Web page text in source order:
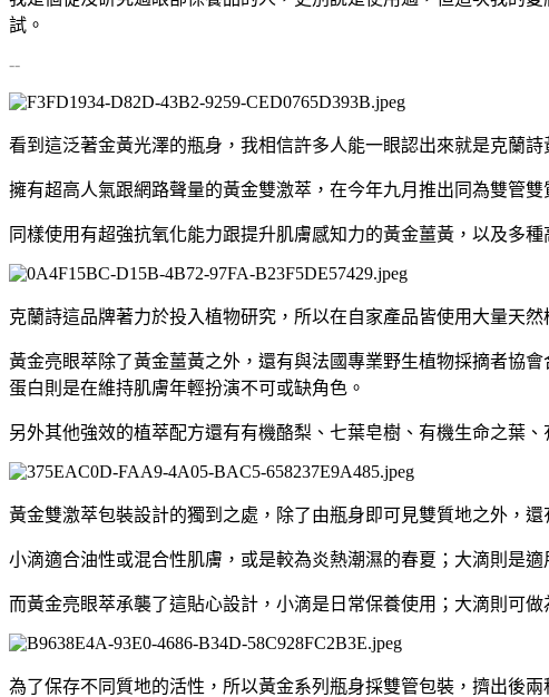
試。
--
看到這泛著金黃光澤的瓶身，我相信許多人能一眼認出來就是克蘭詩
擁有超高人氣跟網路聲量的黃金雙激萃，在今年九月推出同為雙管
同樣使用有超強抗氧化能力跟提升肌膚感知力的黃金薑黃，以及多
克蘭詩這品牌著力於投入植物研究，所以在自家產品皆使用大量天
黃金亮眼萃除了黃金薑黃之外，還有與法國專業野生植物採摘者協
蛋白則是在維持肌膚年輕扮演不可或缺角色。
另外其他強效的植萃配方還有有機酪梨、七葉皂樹、有機生命之葉
黃金雙激萃包裝設計的獨到之處，除了由瓶身即可見雙質地之外，
小滴適合油性或混合性肌膚，或是較為炎熱潮濕的春夏；大滴則是
而黃金亮眼萃承襲了這貼心設計，小滴是日常保養使用；大滴則可
為了保存不同質地的活性，所以黃金系列瓶身採雙管包裝，擠出後